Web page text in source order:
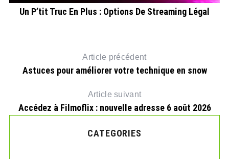
Un P’tit Truc En Plus : Options De Streaming Légal
Article précédent
Astuces pour améliorer votre technique en snow
Article suivant
Accédez à Filmoflix : nouvelle adresse 6 août 2026
CATEGORIES